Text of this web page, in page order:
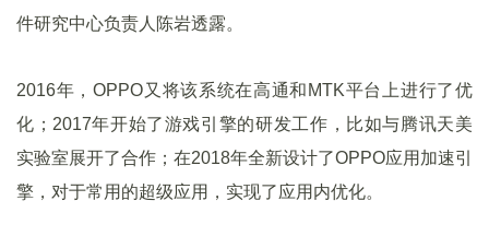
件研究中心负责人陈岩透露。
2016年，OPPO又将该系统在高通和MTK平台上进行了优
化；2017年开始了游戏引擎的研发工作，比如与腾讯天美
实验室展开了合作；在2018年全新设计了OPPO应用加速引
擎，对于常用的超级应用，实现了应用内优化。